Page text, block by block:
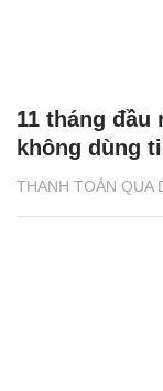
THANH TOÁN QUA
11 tháng đầu
không dùng